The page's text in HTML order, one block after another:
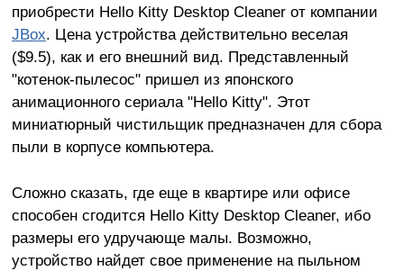
приобрести Hello Kitty Desktop Cleaner от компании
JBox. Цена устройства действительно веселая
($9.5), как и его внешний вид. Представленный
"котенок-пылесос" пришел из японского
анимационного сериала "Hello Kitty". Этот
миниатюрный чистильщик предназначен для сбора
пыли в корпусе компьютера.
Сложно сказать, где еще в квартире или офисе
способен сгодится Hello Kitty Desktop Cleaner, ибо
размеры его удручающе малы. Возможно,
устройство найдет свое применение на пыльном